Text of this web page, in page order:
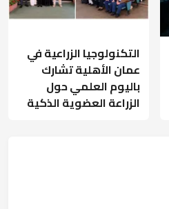
التكنولوجيا الزراعية في
عمان الأهلية تشارك
باليوم العلمي حول
الزراعة العضوية الذكية